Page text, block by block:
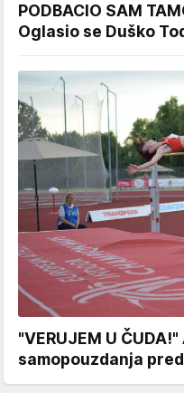
PODBACIO SAM
Oglasio se Duško
"VERUJEM U
samopouzdanja